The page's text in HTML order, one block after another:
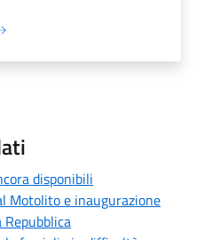
disponibili
Motolito e inaugurazione